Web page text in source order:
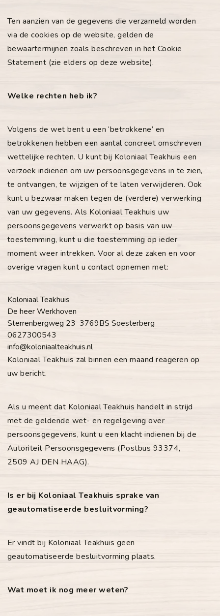
Ten aanzien van de gegevens die verzameld worden
via de cookies op de website, gelden de
bewaartermijnen zoals beschreven in het Cookie
Statement (zie elders op deze website).
Welke rechten heb ik?
Volgens de wet bent u een ‘betrokkene’ en
betrokkenen hebben een aantal concreet omschreven
wettelijke rechten. U kunt bij Koloniaal Teakhuis een
verzoek indienen om uw persoonsgegevens in te zien,
te ontvangen, te wijzigen of te laten verwijderen. Ook
kunt u bezwaar maken tegen de (verdere) verwerking
van uw gegevens. Als Koloniaal Teakhuis uw
persoonsgegevens verwerkt op basis van uw
toestemming, kunt u die toestemming op ieder
moment weer intrekken. Voor al deze zaken en voor
overige vragen kunt u contact opnemen met:
Koloniaal Teakhuis
De heer Werkhoven
Sterrenbergweg 23 3769BS Soesterberg
0627300543
info@koloniaalteakhuis.nl
Koloniaal Teakhuis zal binnen een maand reageren op
uw bericht.
Als u meent dat Koloniaal Teakhuis handelt in strijd
met de geldende wet- en regelgeving over
persoonsgegevens, kunt u een klacht indienen bij de
Autoriteit Persoonsgegevens (Postbus 93374,
2509 AJ DEN HAAG).
Is er bij Koloniaal Teakhuis sprake van
geautomatiseerde besluitvorming?
Er vindt bij Koloniaal Teakhuis geen
geautomatiseerde besluitvorming plaats.
Wat moet ik nog meer weten?